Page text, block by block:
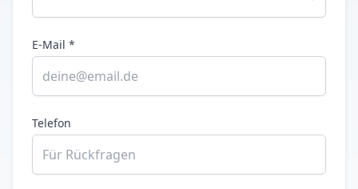
E-Mail *
Telefon